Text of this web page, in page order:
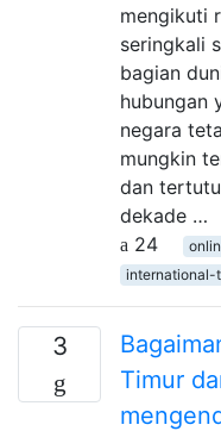
mengikuti
seringkali
bagian
hubungan
negara
mungkin
dan
dekade …
24
international-
3
Timur